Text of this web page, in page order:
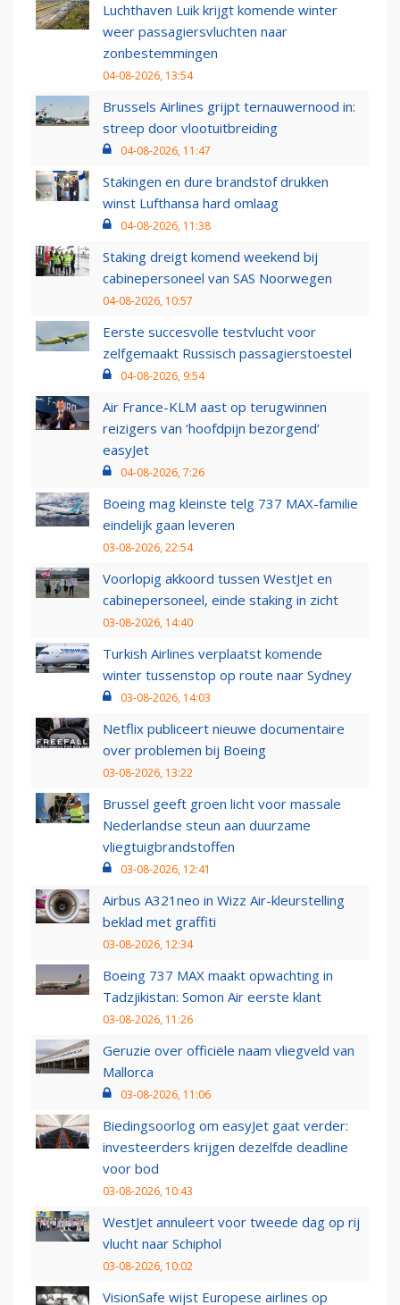
Luchthaven Luik krijgt komende winter
weer passagiersvluchten naar
zonbestemmingen
04-08-2026, 13:54
Brussels Airlines grijpt ternauwernood in:
streep door vlootuitbreiding
04-08-2026, 11:47
Stakingen en dure brandstof drukken
winst Lufthansa hard omlaag
04-08-2026, 11:38
Staking dreigt komend weekend bij
cabinepersoneel van SAS Noorwegen
04-08-2026, 10:57
Eerste succesvolle testvlucht voor
zelfgemaakt Russisch passagierstoestel
04-08-2026, 9:54
Air France-KLM aast op terugwinnen
reizigers van ‘hoofdpijn bezorgend’
easyJet
04-08-2026, 7:26
Boeing mag kleinste telg 737 MAX-familie
eindelijk gaan leveren
03-08-2026, 22:54
Voorlopig akkoord tussen WestJet en
cabinepersoneel, einde staking in zicht
03-08-2026, 14:40
Turkish Airlines verplaatst komende
winter tussenstop op route naar Sydney
03-08-2026, 14:03
Netflix publiceert nieuwe documentaire
over problemen bij Boeing
03-08-2026, 13:22
Brussel geeft groen licht voor massale
Nederlandse steun aan duurzame
vliegtuigbrandstoffen
03-08-2026, 12:41
Airbus A321neo in Wizz Air-kleurstelling
beklad met graffiti
03-08-2026, 12:34
Boeing 737 MAX maakt opwachting in
Tadzjikistan: Somon Air eerste klant
03-08-2026, 11:26
Geruzie over officiële naam vliegveld van
Mallorca
03-08-2026, 11:06
Biedingsoorlog om easyJet gaat verder:
investeerders krijgen dezelfde deadline
voor bod
03-08-2026, 10:43
WestJet annuleert voor tweede dag op rij
vlucht naar Schiphol
03-08-2026, 10:02
VisionSafe wijst Europese airlines op